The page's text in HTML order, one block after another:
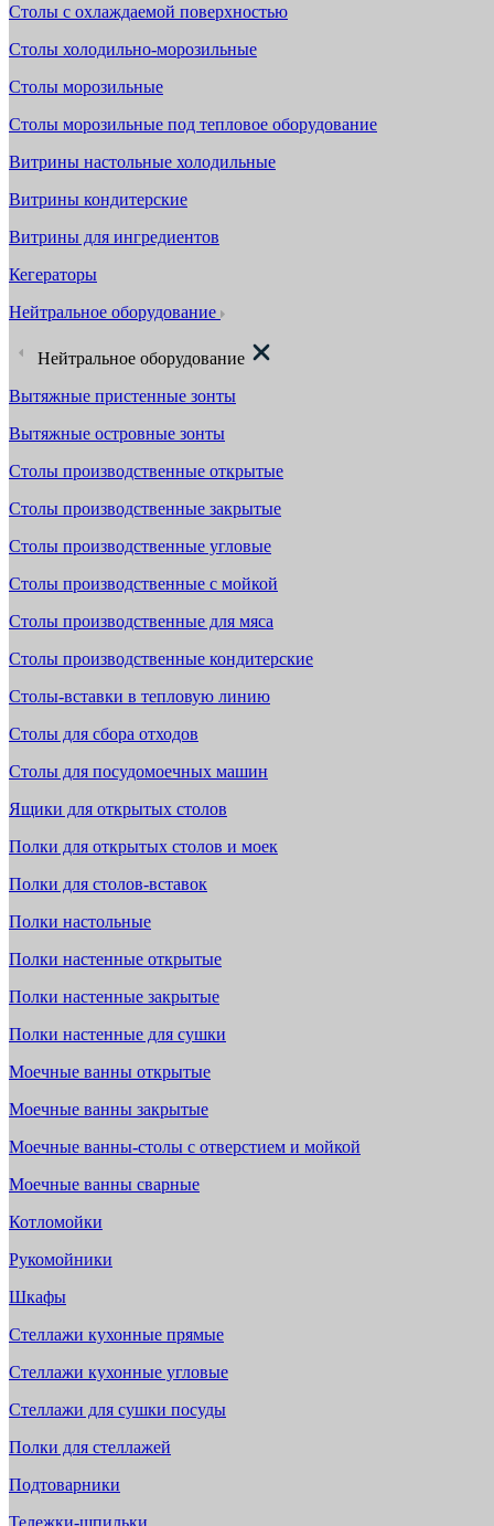
Столы с охлаждаемой поверхностью
Столы холодильно-морозильные
Столы морозильные
Столы морозильные под тепловое оборудование
Витрины настольные холодильные
Витрины кондитерские
Витрины для ингредиентов
Кегераторы
Нейтральное оборудование
Нейтральное оборудование
Вытяжные пристенные зонты
Вытяжные островные зонты
Столы производственные открытые
Столы производственные закрытые
Столы производственные угловые
Столы производственные с мойкой
Столы производственные для мяса
Столы производственные кондитерские
Столы-вставки в тепловую линию
Столы для сбора отходов
Столы для посудомоечных машин
Ящики для открытых столов
Полки для открытых столов и моек
Полки для столов-вставок
Полки настольные
Полки настенные открытые
Полки настенные закрытые
Полки настенные для сушки
Моечные ванны открытые
Моечные ванны закрытые
Моечные ванны-столы с отверстием и мойкой
Моечные ванны сварные
Котломойки
Рукомойники
Шкафы
Стеллажи кухонные прямые
Стеллажи кухонные угловые
Стеллажи для сушки посуды
Полки для стеллажей
Подтоварники
Тележки-шпильки